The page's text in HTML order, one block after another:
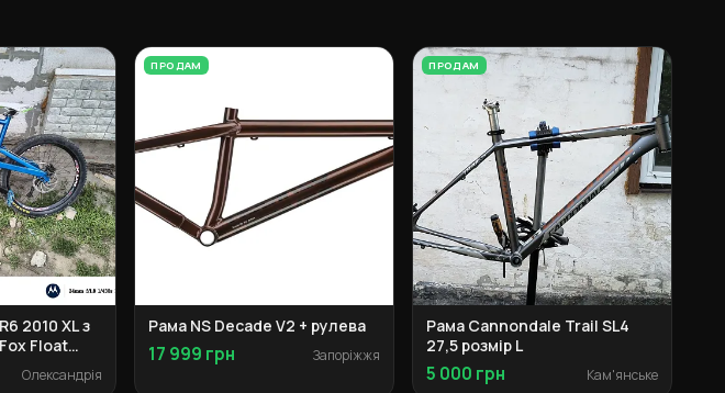
2010 XL з
Float
Олександрія
ПРОДАМ
Рама NS Decade V2 + рулева
17 999 грн Запоріжжя
ПРОДАМ
Рама Cannondale Trail SL4
27,5 розмір L
5 000 грн Кам'янське